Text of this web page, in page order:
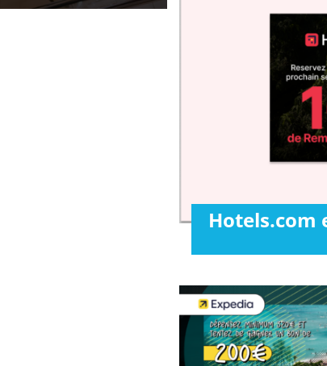
Hotels.com